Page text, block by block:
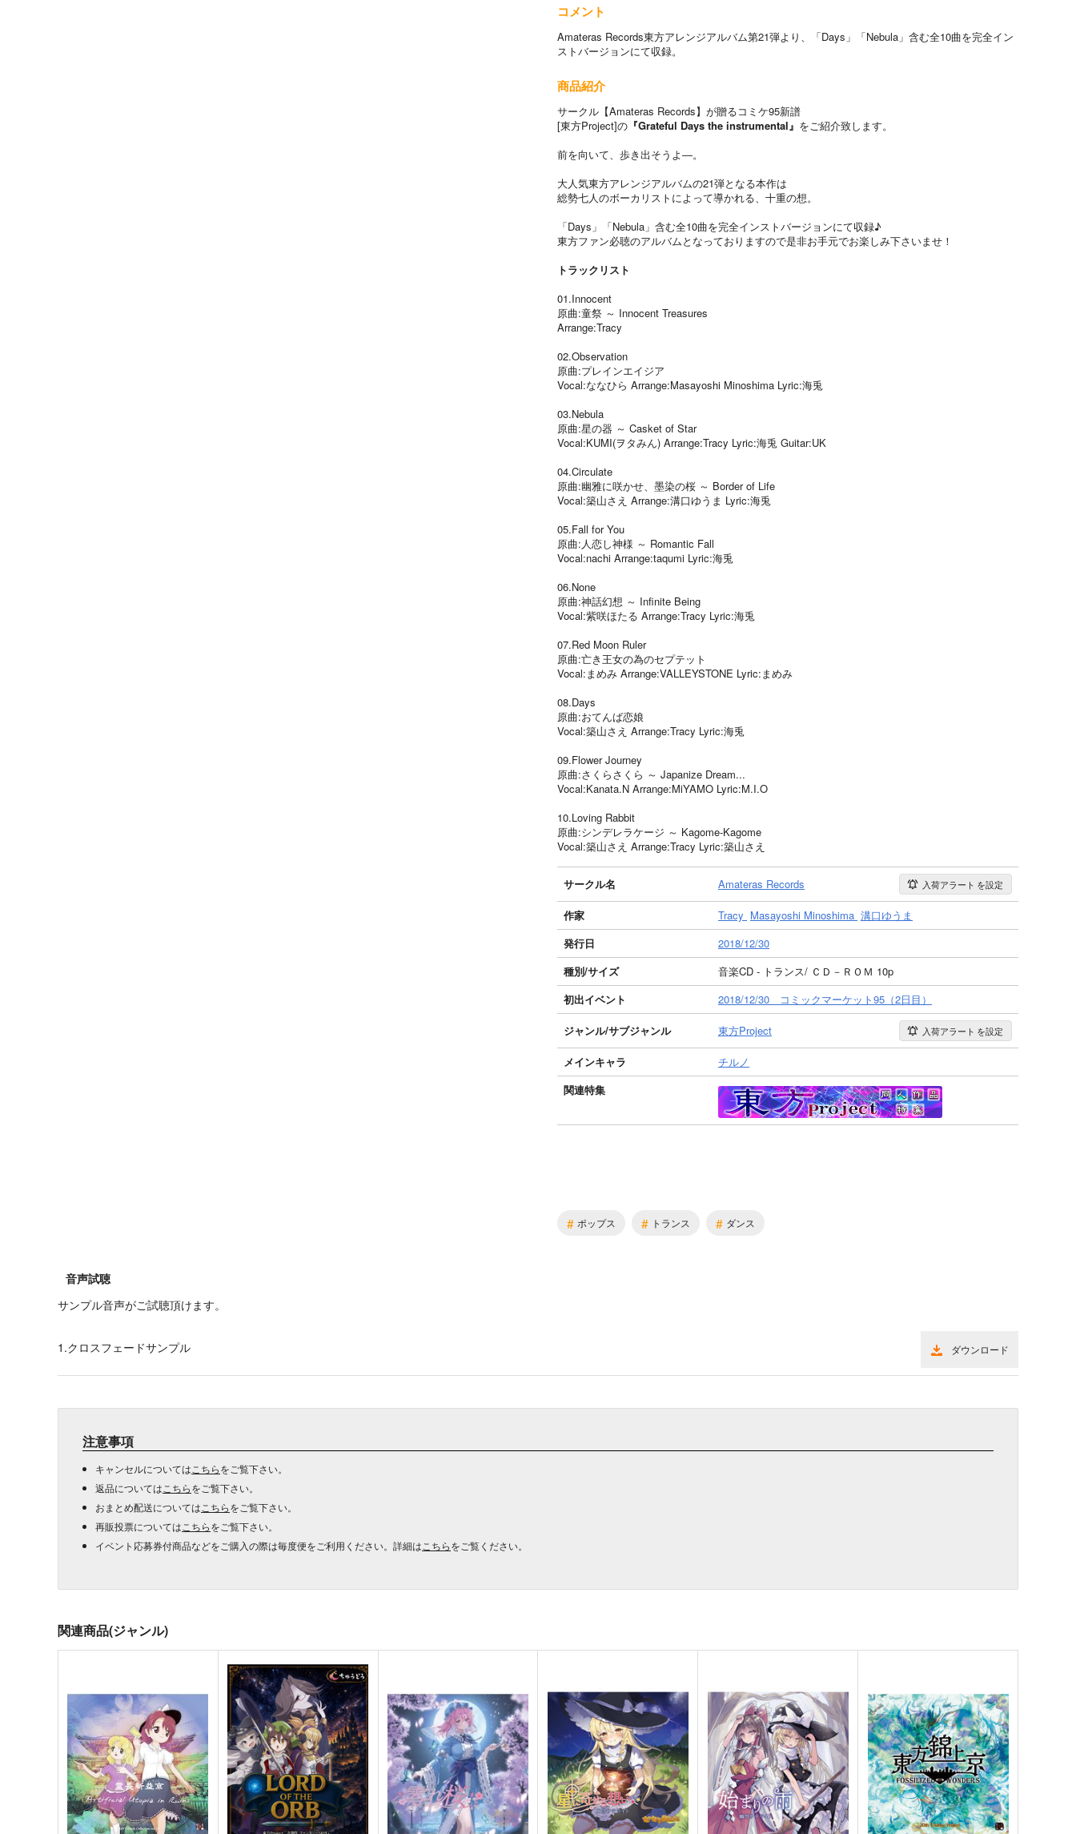
コメント
Amateras Records東方アレンジアルバム第21弾より、「Days」「Nebula」含む全10曲を完全イン
ストバージョンにて収録。
商品紹介
サークル【Amateras Records】が贈るコミケ95新譜
[東方Project]の 『Grateful Days the instrumental』 をご紹介致します。
前を向いて、歩き出そうよ―。
大人気東方アレンジアルバムの21弾となる本作は
総勢七人のボーカリストによって導かれる、十重の想。
「Days」「Nebula」含む全10曲を完全インストバージョンにて収録♪
東方ファン必聴のアルバムとなっておりますので是非お手元でお楽しみ下さいませ！
トラックリスト
01.Innocent
原曲:童祭 ～ Innocent Treasures
Arrange:Tracy
02.Observation
原曲:プレインエイジア
Vocal:ななひら Arrange:Masayoshi Minoshima Lyric:海兎
03.Nebula
原曲:星の器 ～ Casket of Star
Vocal:KUMI(ヲタみん) Arrange:Tracy Lyric:海兎 Guitar:UK
04.Circulate
原曲:幽雅に咲かせ、墨染の桜 ～ Border of Life
Vocal:築山さえ Arrange:溝口ゆうま Lyric:海兎
05.Fall for You
原曲:人恋し神様 ～ Romantic Fall
Vocal:nachi Arrange:taqumi Lyric:海兎
06.None
原曲:神話幻想 ～ Infinite Being
Vocal:紫咲ほたる Arrange:Tracy Lyric:海兎
07.Red Moon Ruler
原曲:亡き王女の為のセプテット
Vocal:まめみ Arrange:VALLEYSTONE Lyric:まめみ
08.Days
原曲:おてんば恋娘
Vocal:築山さえ Arrange:Tracy Lyric:海兎
09.Flower Journey
原曲:さくらさくら ～ Japanize Dream...
Vocal:Kanata.N Arrange:MiYAMO Lyric:M.I.O
10.Loving Rabbit
原曲:シンデレラケージ ～ Kagome-Kagome
Vocal:築山さえ Arrange:Tracy Lyric:築山さえ
サークル名 Amateras Records 入荷アラート を設定
作家 Tracy Masayoshi Minoshima 溝口ゆうま
発行日
2018/12/30
種別/サイズ
音楽CD - トランス/ ＣＤ－ＲＯＭ 10p
初出イベント
2018/12/30 コミックマーケット95（2日目）
ジャンル/サブジャンル 東方Project 入荷アラート を設定
メインキャラ
チルノ
関連特集
# ポップス # トランス # ダンス
音声試聴
サンプル音声がご試聴頂けます。
1.クロスフェードサンプル ダウンロード
注意事項
キャンセルについては こちらをご覧下さい。
返品については こちらをご覧下さい。
おまとめ配送については こちらをご覧下さい。
再販投票については こちらをご覧下さい。
イベント応募券付商品などをご購入の際は毎度便をご利用ください。詳細は こちらをご覧ください。
関連商品(ジャンル)